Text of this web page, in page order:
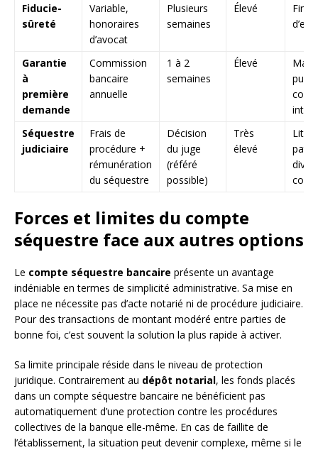
Fiducie-
sûreté
Variable,
honoraires
d’avocat
Plusieurs
semaines
Élevé
Garantie
à
première
demande
Commission
bancaire
annuelle
1 à 2
semaines
Élevé
Séquestre
judiciaire
Frais de
procédure +
rémunération
du séquestre
Décision
du juge
(référé
possible)
Très
élevé
Forces et limites du compte
séquestre face aux autres options
Le compte séquestre bancaire présente un avantage
indéniable en termes de simplicité administrative. Sa mise en
place ne nécessite pas d’acte notarié ni de procédure judiciaire.
Pour des transactions de montant modéré entre parties de
bonne foi, c’est souvent la solution la plus rapide à activer.
Sa limite principale réside dans le niveau de protection
juridique. Contrairement au dépôt notarial, les fonds placés
dans un compte séquestre bancaire ne bénéficient pas
automatiquement d’une protection contre les procédures
collectives de la banque elle-même. En cas de faillite de
l’établissement, la situation peut devenir complexe, même si le